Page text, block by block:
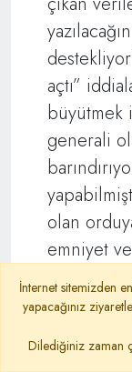
açtı”
büyütmek
generali
olan
emniyet
bürokratik
yerleştiren
gibi
merak
İnternet sitemizden
yapacağınız
Dilediğiniz zaman